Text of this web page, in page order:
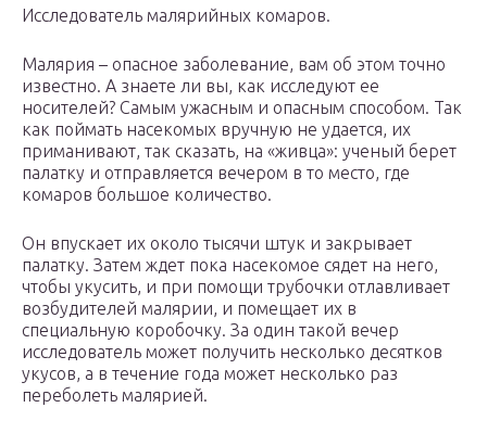
Исследователь малярийных комаров.
Малярия – опасное заболевание, вам об этом точно
известно. А знаете ли вы, как исследуют ее
носителей? Самым ужасным и опасным способом. Так
как поймать насекомых вручную не удается, их
приманивают, так сказать, на «живца»: ученый берет
палатку и отправляется вечером в то место, где
комаров большое количество.
Он впускает их около тысячи штук и закрывает
палатку. Затем ждет пока насекомое сядет на него,
чтобы укусить, и при помощи трубочки отлавливает
возбудителей малярии, и помещает их в
специальную коробочку. За один такой вечер
исследователь может получить несколько десятков
укусов, а в течение года может несколько раз
переболеть малярией.